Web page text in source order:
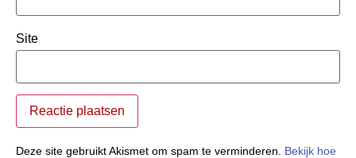
Site
Deze site gebruikt Akismet om spam te verminderen. Bekijk hoe